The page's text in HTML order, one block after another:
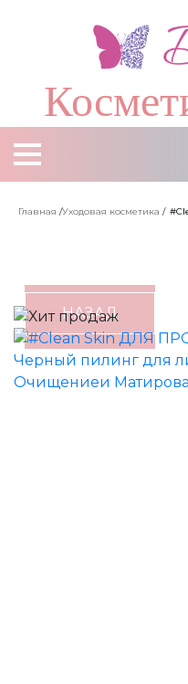
Главная /Уходовая косметика /